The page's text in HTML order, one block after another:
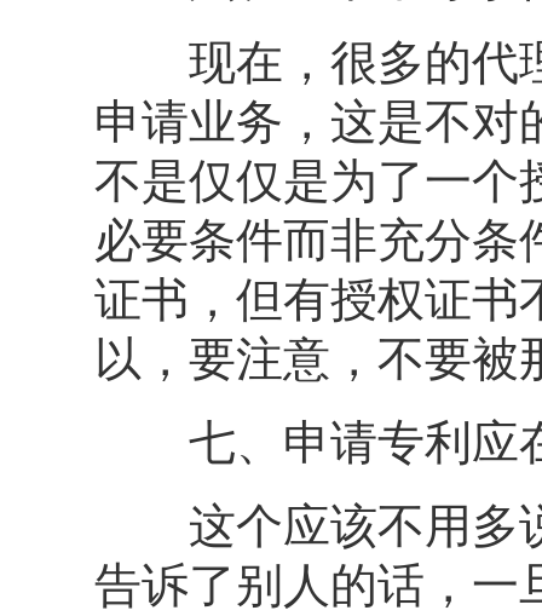
现在，很多的代理
申请业务，这是不对
不是仅仅是为了一个
必要条件而非充分条
证书，但有授权证书
以，要注意，不要被
七、申请专利应
这个应该不用多说
告诉了别人的话，一